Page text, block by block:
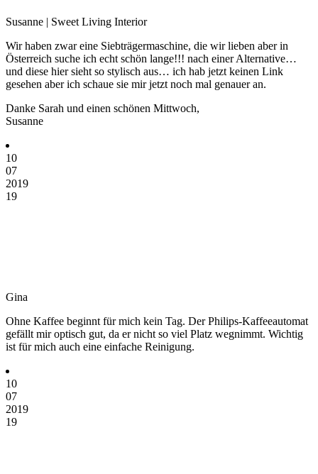
Susanne | Sweet Living Interior
Wir haben zwar eine Siebträgermaschine, die wir lieben aber in
Österreich suche ich echt schön lange!!! nach einer Alternative…
und diese hier sieht so stylisch aus… ich hab jetzt keinen Link
gesehen aber ich schaue sie mir jetzt noch mal genauer an.
Danke Sarah und einen schönen Mittwoch,
Susanne
10
07
2019
19
Gina
Ohne Kaffee beginnt für mich kein Tag. Der Philips-Kaffeeautomat
gefällt mir optisch gut, da er nicht so viel Platz wegnimmt. Wichtig
ist für mich auch eine einfache Reinigung.
10
07
2019
19